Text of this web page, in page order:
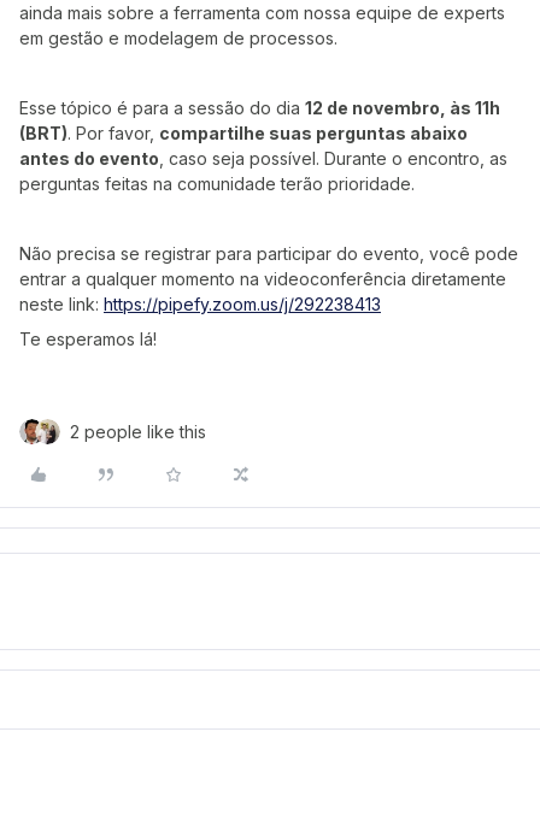
ainda mais sobre a ferramenta com nossa equipe de experts
em gestão e modelagem de processos.
Esse tópico é para a sessão do dia 12 de novembro, às 11h
(BRT). Por favor, compartilhe suas perguntas abaixo
antes do evento , caso seja possível. Durante o encontro, as
perguntas feitas na comunidade terão prioridade.
Não precisa se registrar para participar do evento, você pode
entrar a qualquer momento na videoconferência diretamente
neste link: https://pipefy.zoom.us/j/292238413
Te esperamos lá!
2 people like this